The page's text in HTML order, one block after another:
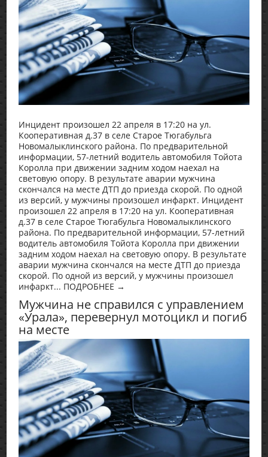
Инцидент произошел 22 апреля в 17:20 на ул.
Кооперативная д.37 в селе Старое Тюгабульга
Новомалыклинского района. По предварительной
информации, 57-летний водитель автомобиля Тойота
Королла при движении задним ходом наехал на
световую опору. В результате аварии мужчина
скончался на месте ДТП до приезда скорой. По одной
из версий, у мужчины произошел инфаркт. Инцидент
произошел 22 апреля в 17:20 на ул. Кооперативная
д.37 в селе Старое Тюгабульга Новомалыклинского
района. По предварительной информации, 57-летний
водитель автомобиля Тойота Королла при движении
задним ходом наехал на световую опору. В результате
аварии мужчина скончался на месте ДТП до приезда
скорой. По одной из версий, у мужчины произошел
инфаркт... ПОДРОБНЕЕ →
Мужчина не справился с управлением
«Урала», перевернул мотоцикл и погиб
на месте